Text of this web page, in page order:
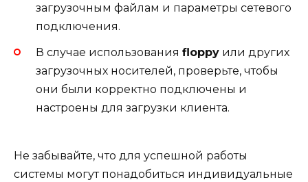
загрузочным файлам и параметры сетевого
подключения.
В случае использования floppy или других
загрузочных носителей, проверьте, чтобы
они были корректно подключены и
настроены для загрузки клиента.
Не забывайте, что для успешной работы
системы могут понадобиться индивидуальные